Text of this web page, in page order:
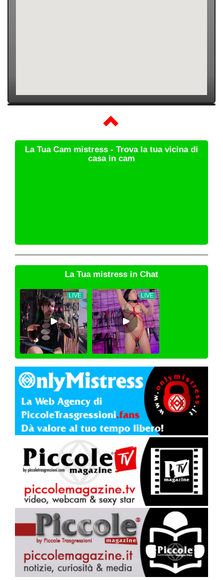
La Tua Cam mistress - Trova la tua vicina di
casa in cam
La Tua mistress in Chat